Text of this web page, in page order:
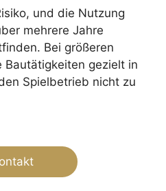
und die Nutzung
mehrere Jahre
Bei größeren
Bautätigkeiten gezielt in
Spielbetrieb nicht zu